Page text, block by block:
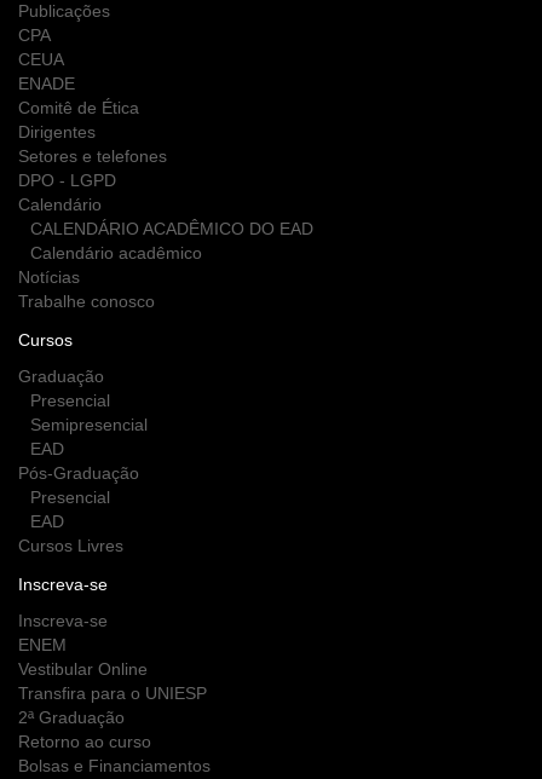
Publicações
CPA
CEUA
ENADE
Comitê de Ética
Dirigentes
Setores e telefones
DPO - LGPD
Calendário
CALENDÁRIO ACADÊMICO DO EAD
Calendário acadêmico
Notícias
Trabalhe conosco
Cursos
Graduação
Presencial
Semipresencial
EAD
Pós-Graduação
Presencial
EAD
Cursos Livres
Inscreva-se
Inscreva-se
ENEM
Vestibular Online
Transfira para o UNIESP
2ª Graduação
Retorno ao curso
Bolsas e Financiamentos